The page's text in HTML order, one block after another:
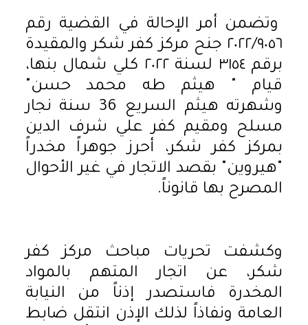
وتضمن أمر الإحالة في القضية رقم
٢٠٢٢/٩٠٥٦ جنح مركز كفر شكر والمقيدة
برقم ٣١٥٤ لسنة ٢٠٢٢ كلي شمال بنها،
قيام " هيثم طه محمد حسن"
وشهرته هيثم السريع 36 سنة نجار
مسلح ومقيم كفر علي شرف الدين
بمركز كفر شكر، أحرز جوهراً مخدراً
"هيروين" بقصد الاتجار في غير الأحوال
المصرح بها قانوناً.
وكشفت تحريات مباحث مركز كفر
شكر، عن اتجار المتهم بالمواد
المخدرة فاستصدر إذناً من النيابة
العامة ونفاذاً لذلك الإذن انتقل ضابط